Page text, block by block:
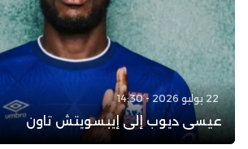
22 يوليو 2026 - 14:30
عيسى ديوب إلى إيبسويتش تاون